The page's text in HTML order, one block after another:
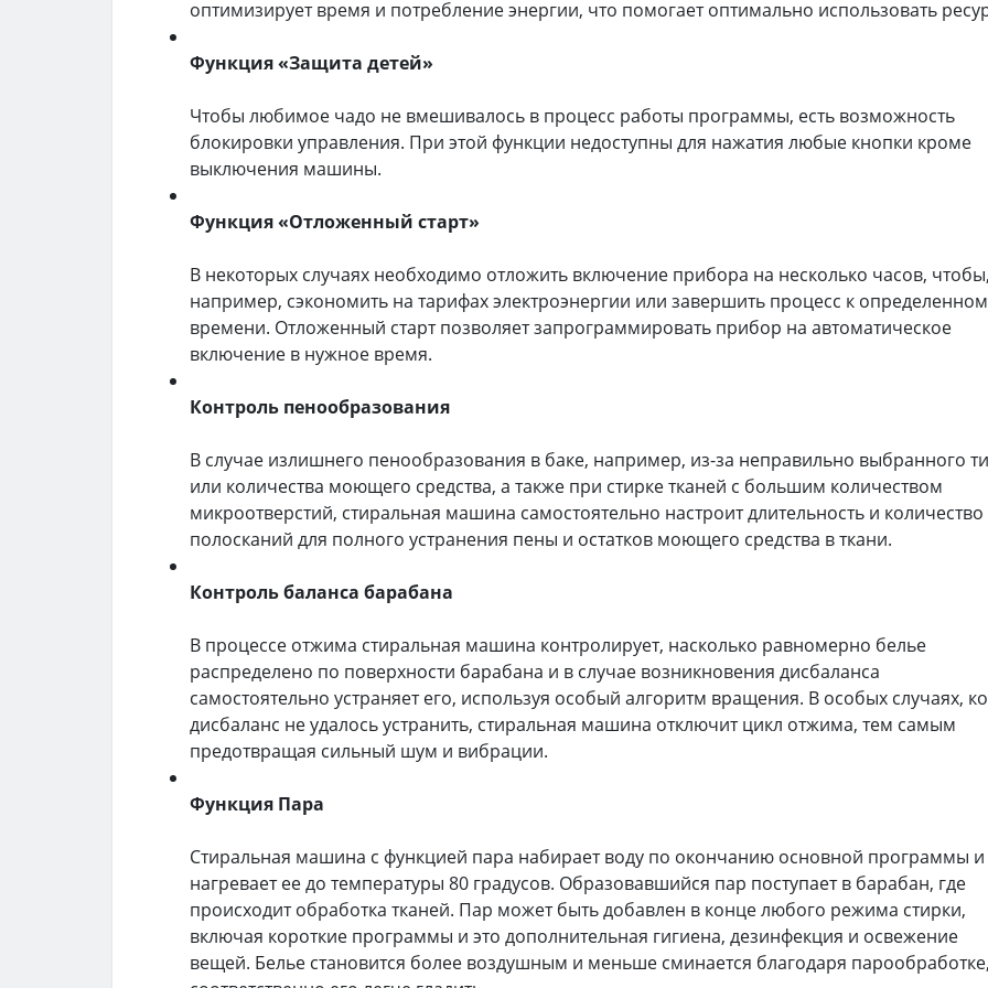
оптимизирует время и потребление энергии, что помогает оптимально использовать
Функция «Защита детей»
Чтобы любимое чадо не вмешивалось в процесс работы программы, есть возможность
блокировки управления. При этой функции недоступны для нажатия любые кнопки кроме
выключения машины.
Функция «Отложенный старт»
В некоторых случаях необходимо отложить включение прибора на несколько часов, чтобы,
например, сэкономить на тарифах электроэнергии или завершить процесс к
времени. Отложенный старт позволяет запрограммировать прибор на автоматическое
включение в нужное время.
Контроль пенообразования
В случае излишнего пенообразования в баке, например, из-за неправильно выбранного
или количества моющего средства, а также при стирке тканей с большим количеством
микроотверстий, стиральная машина самостоятельно настроит длительность и количество
полосканий для полного устранения пены и остатков моющего средства в ткани.
Контроль баланса барабана
В процессе отжима стиральная машина контролирует, насколько равномерно белье
распределено по поверхности барабана и в случае возникновения дисбаланса
самостоятельно устраняет его, используя особый алгоритм вращения. В особых случаях,
дисбаланс не удалось устранить, стиральная машина отключит цикл отжима, тем самым
предотвращая сильный шум и вибрации.
Функция Пара
Стиральная машина с функцией пара набирает воду по окончанию основной программы и
нагревает ее до температуры 80 градусов. Образовавшийся пар поступает в барабан, где
происходит обработка тканей. Пар может быть добавлен в конце любого режима стирки,
включая короткие программы и это дополнительная гигиена, дезинфекция и освежение
вещей. Белье становится более воздушным и меньше сминается благодаря парообработке,